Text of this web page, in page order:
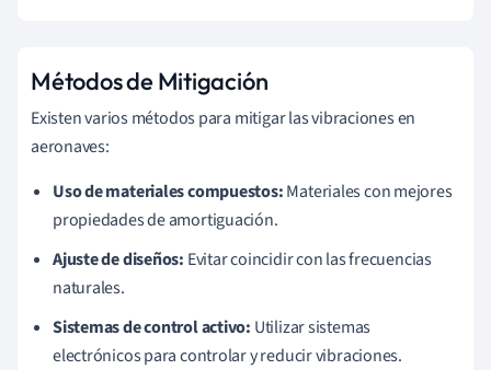
Métodos de Mitigación
Existen varios métodos para mitigar las vibraciones en
aeronaves:
Uso de materiales compuestos:Materiales con mejores
propiedades de amortiguación.
Ajuste de diseños: Evitar coincidir con las frecuencias
naturales.
Sistemas de control activo: Utilizar sistemas
electrónicos para controlar y reducir vibraciones.